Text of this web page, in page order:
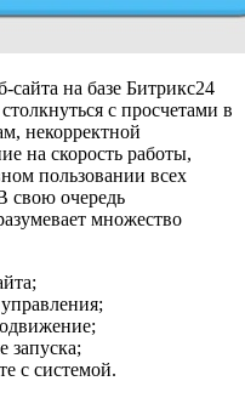
сайта на базе Битрикс24
с просчетами в
некорректной
на скорость работы,
пользовании всех
свою очередь
множество
запуска;
с системой.